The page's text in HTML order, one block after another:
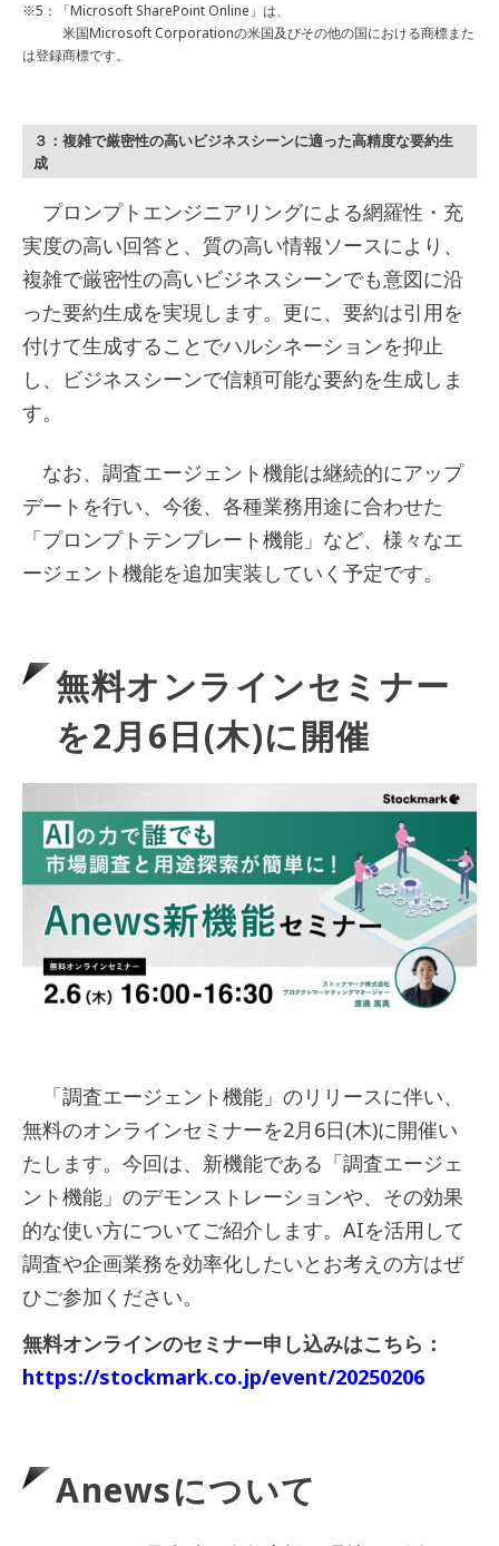
※5：「Microsoft SharePoint Online」は、
米国Microsoft Corporationの米国及びその他の国における商標また
は登録商標です。
３：複雑で厳密性の高いビジネスシーンに適った高精度な要約生
成
プロンプトエンジニアリングによる網羅性・充
実度の高い回答と、質の高い情報ソースにより、
複雑で厳密性の高いビジネスシーンでも意図に沿
った要約生成を実現します。更に、要約は引用を
付けて生成することでハルシネーションを抑止
し、ビジネスシーンで信頼可能な要約を生成しま
す。
なお、調査エージェント機能は継続的にアップ
デートを行い、今後、各種業務用途に合わせた
「プロンプトテンプレート機能」など、様々なエ
ージェント機能を追加実装していく予定です。
無料オンラインセミナー
を2月6日(木)に開催
「調査エージェント機能」のリリースに伴い、
無料のオンラインセミナーを2月6日(木)に開催い
たします。今回は、新機能である「調査エージェ
ント機能」のデモンストレーションや、その効果
的な使い方についてご紹介します。AIを活用して
調査や企画業務を効率化したいとお考えの方はぜ
ひご参加ください。
無料オンラインのセミナー申し込みはこちら：
https://stockmark.co.jp/event/20250206
Anewsについて